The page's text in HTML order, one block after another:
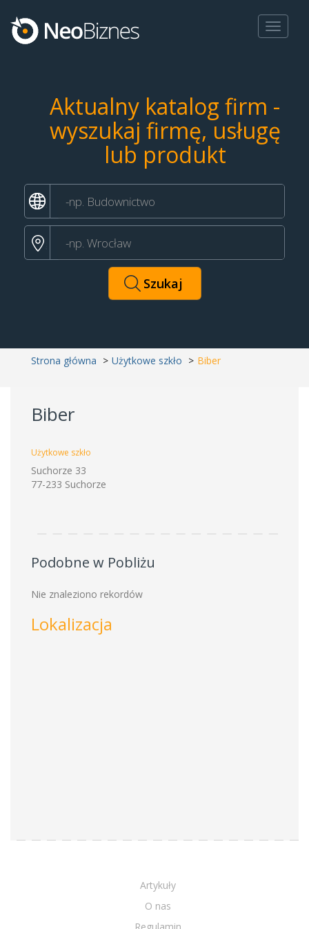
Toggle
Aktualny katalog firm -
wyszukaj firmę, usługę
lub produkt
Strona główna Użytkowe szkło Biber
Biber
Użytkowe szkło
Suchorze 33
77-233 Suchorze
Podobne w Pobliżu
Nie znaleziono rekordów
Lokalizacja
Artykuły
O nas